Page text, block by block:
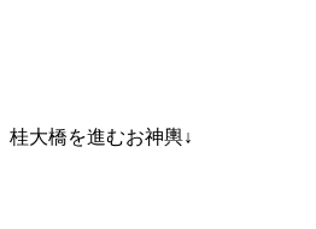
桂大橋を進むお神輿↓